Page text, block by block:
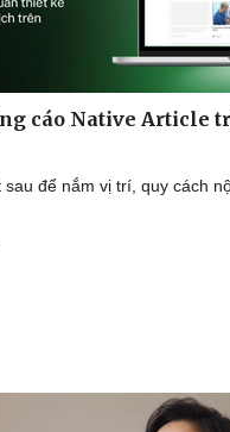
Công nghệ
Trải nghiệm
cáo Native Article
để nắm vị trí, quy cách